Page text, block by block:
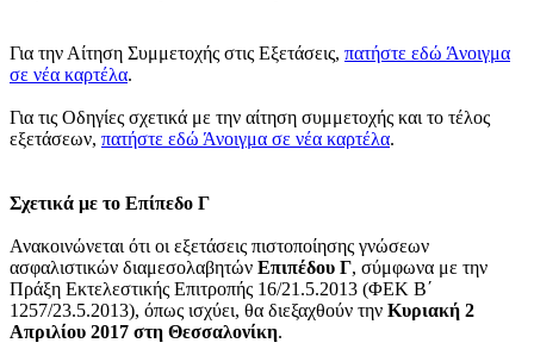
Για την Αίτηση Συμμετοχής στις Εξετάσεις, πατήστε εδώ Άνοιγμα
σε νέα καρτέλα.
Για τις Οδηγίες σχετικά με την αίτηση συμμετοχής και το τέλος
εξετάσεων, πατήστε εδώ Άνοιγμα σε νέα καρτέλα.
Σχετικά με το Επίπεδο Γ
Ανακοινώνεται ότι οι εξετάσεις πιστοποίησης γνώσεων
ασφαλιστικών διαμεσολαβητών Επιπέδου Γ, σύμφωνα με την
Πράξη Εκτελεστικής Επιτροπής 16/21.5.2013 (ΦΕΚ Β΄
1257/23.5.2013), όπως ισχύει, θα διεξαχθούν την Κυριακή 2
Απριλίου 2017 στη Θεσσαλονίκη.